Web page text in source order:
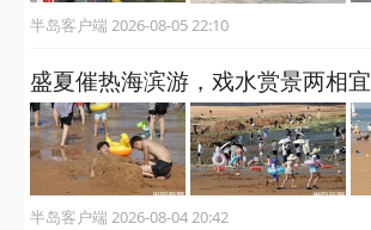
半岛客户端 2026-08-05 22:10
盛夏催热海滨游，戏水赏景两相宜
半岛客户端 2026-08-04 20:42